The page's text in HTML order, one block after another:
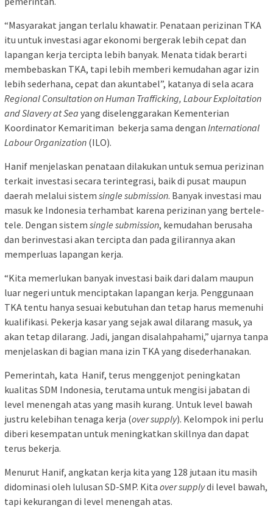
“Masyarakat jangan terlalu khawatir. Penataan perizinan TKA
itu untuk investasi agar ekonomi bergerak lebih cepat dan
lapangan kerja tercipta lebih banyak. Menata tidak berarti
membebaskan TKA, tapi lebih memberi kemudahan agar izin
lebih sederhana, cepat dan akuntabel”, katanya di sela acara
Regional Consultation on Human Trafficking, Labour Exploitation
and Slavery at Sea yang diselenggarakan Kementerian
Koordinator Kemaritiman bekerja sama dengan International
Labour Organization (ILO).
Hanif menjelaskan penataan dilakukan untuk semua perizinan
terkait investasi secara terintegrasi, baik di pusat maupun
daerah melalui sistem single submission. Banyak investasi mau
masuk ke Indonesia terhambat karena perizinan yang bertele-
tele. Dengan sistem single submission, kemudahan berusaha
dan berinvestasi akan tercipta dan pada gilirannya akan
memperluas lapangan kerja.
“Kita memerlukan banyak investasi baik dari dalam maupun
luar negeri untuk menciptakan lapangan kerja. Penggunaan
TKA tentu hanya sesuai kebutuhan dan tetap harus memenuhi
kualifikasi. Pekerja kasar yang sejak awal dilarang masuk, ya
akan tetap dilarang. Jadi, jangan disalahpahami,” ujarnya tanpa
menjelaskan di bagian mana izin TKA yang disederhanakan.
Pemerintah, kata Hanif, terus menggenjot peningkatan
kualitas SDM Indonesia, terutama untuk mengisi jabatan di
level menengah atas yang masih kurang. Untuk level bawah
justru kelebihan tenaga kerja (over supply). Kelompok ini perlu
diberi kesempatan untuk meningkatkan skillnya dan dapat
terus bekerja.
Menurut Hanif, angkatan kerja kita yang 128 jutaan itu masih
didominasi oleh lulusan SD-SMP. Kita over supplydi level bawah,
tapi kekurangan di level menengah atas.